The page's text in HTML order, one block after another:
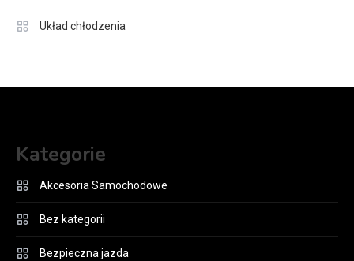
Układ chłodzenia
Kategorie
Akcesoria Samochodowe
Bez kategorii
Bezpieczna jazda